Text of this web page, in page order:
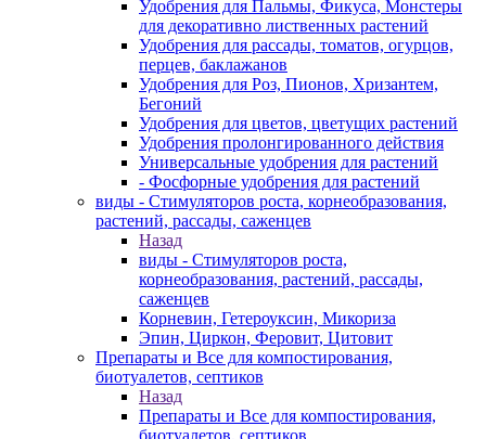
Удобрения для Пальмы, Фикуса, Монстеры
для декоративно лиственных растений
Удобрения для рассады, томатов, огурцов,
перцев, баклажанов
Удобрения для Роз, Пионов, Хризантем,
Бегоний
Удобрения для цветов, цветущих растений
Удобрения пролонгированного действия
Универсальные удобрения для растений
- Фосфорные удобрения для растений
виды - Стимуляторов роста, корнеобразования,
растений, рассады, саженцев
Назад
виды - Стимуляторов роста,
корнеобразования, растений, рассады,
саженцев
Корневин, Гетероуксин, Микориза
Эпин, Циркон, Феровит, Цитовит
Препараты и Все для компостирования,
биотуалетов, септиков
Назад
Препараты и Все для компостирования,
биотуалетов, септиков